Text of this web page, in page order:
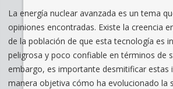
La energía nuclear avanzada es un tema
opiniones encontradas. Existe la creencia
de la población de que esta tecnología es
peligrosa y poco confiable en términos de
embargo, es importante desmitificar estas
manera objetiva cómo ha evolucionado la